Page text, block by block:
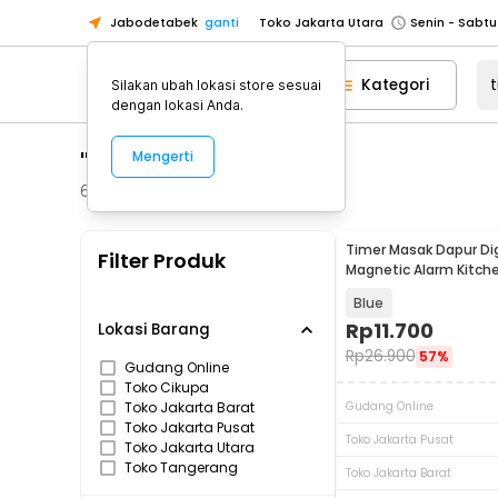
Jabodetabek ganti Toko Jakarta Utara
Toko Tangerang
Toko Cikupa
Pick n Go Jakarta Barat
Senin -
Toko Jakarta Barat
Senin -
Toko Tangerang
Senin -
Senin - Jumat
Senin - Jumat
Kategori
"timer"
64
Filter Produk
Lokasi Barang
Gudang Online
Toko Cikupa
Toko Jakarta Barat
Toko Jakarta Pusat
Toko Jakarta Utara
Toko Tangerang
Timer Masak Dapur
Magnetic Alarm
Blue
Rp11.700
Rp26.900 57%
Gudang Online
Toko Jakarta Pusat
Toko Jakarta Barat
Silakan ubah lokasi store sesuai
dengan lokasi Anda.
Mengerti